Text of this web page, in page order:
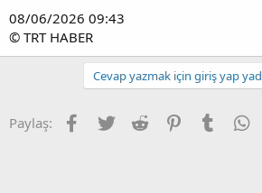
08/06/2026 09:43
© TRT HABER
Cevap yazmak için giriş yap
Paylaş: Facebook
Twitter Reddit PinterestTumblr